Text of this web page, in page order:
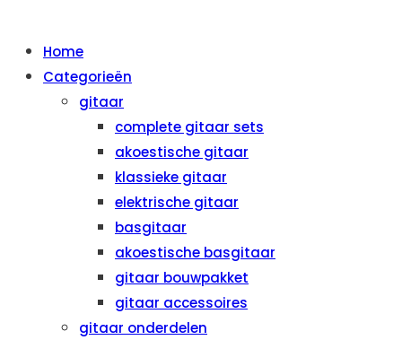
Home
Categorieën
gitaar
complete gitaar sets
akoestische gitaar
klassieke gitaar
elektrische gitaar
basgitaar
akoestische basgitaar
gitaar bouwpakket
gitaar accessoires
gitaar onderdelen